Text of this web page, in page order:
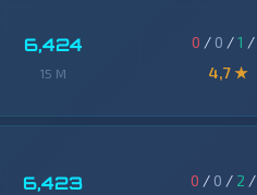
6,424
15 M
0 / 0 /1 /
4,7 ★
6,423 0 / 0 / 2 /